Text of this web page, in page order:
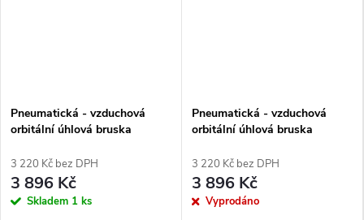
Pneumatická - vzduchová
orbitální úhlová bruska
3 220 Kč bez DPH
3 896 Kč
Skladem 1 ks
Pneumatická - vzduchová
orbitální úhlová bruska
Japonsko
3 220 Kč bez DPH
3 896 Kč
Vyprodáno